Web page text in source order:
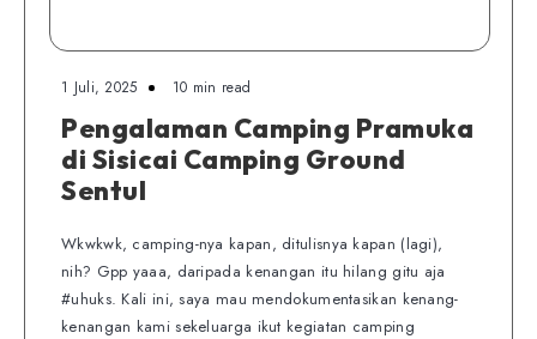
1 Juli, 2025 10 min read
Pengalaman Camping Pramuka
di Sisicai Camping Ground
Sentul
Wkwkwk, camping-nya kapan, ditulisnya kapan (lagi),
nih? Gpp yaaa, daripada kenangan itu hilang gitu aja
#uhuks. Kali ini, saya mau mendokumentasikan kenang-
kenangan kami sekeluarga ikut kegiatan camping